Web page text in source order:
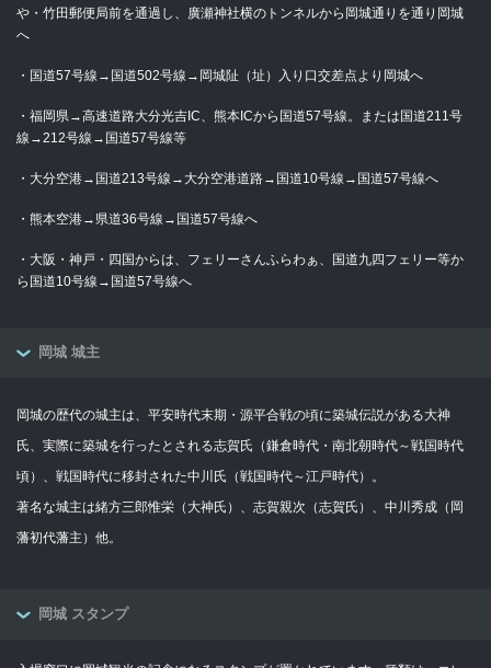
や・竹田郵便局前を通過し、廣瀬神社横のトンネルから岡城通りを通り岡城
へ
・国道57号線→国道502号線→岡城阯（址）入り口交差点より岡城へ
・福岡県→高速道路大分光吉IC、熊本ICから国道57号線。または国道211号
線→212号線→国道57号線等
・大分空港→国道213号線→大分空港道路→国道10号線→国道57号線へ
・熊本空港→県道36号線→国道57号線へ
・大阪・神戸・四国からは、フェリーさんふらわぁ、国道九四フェリー等か
ら国道10号線→国道57号線へ
岡城 城主
岡城の歴代の城主は、平安時代末期・源平合戦の頃に築城伝説がある大神
氏、実際に築城を行ったとされる志賀氏（鎌倉時代・南北朝時代～戦国時代
頃）、戦国時代に移封された中川氏（戦国時代～江戸時代）。
著名な城主は緒方三郎惟栄（大神氏）、志賀親次（志賀氏）、中川秀成（岡
藩初代藩主）他。
岡城 スタンプ